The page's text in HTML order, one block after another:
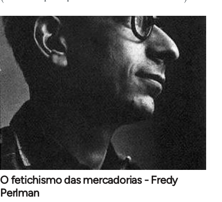
O fetichismo das mercadorias - Fredy
Perlman